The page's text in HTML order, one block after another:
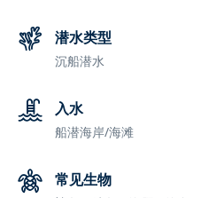
潜水类型
沉船潜水
入水
船潜海岸/海滩
常见生物